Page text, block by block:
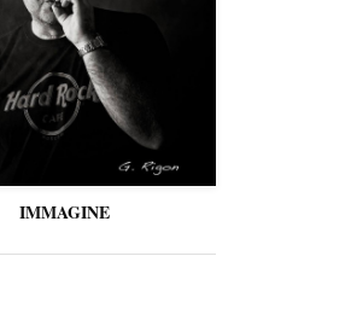
IMMAGINE